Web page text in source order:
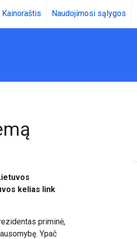
Kainoraštis Naudojimosi sąlygos
kelias link
priminė,
Ypač